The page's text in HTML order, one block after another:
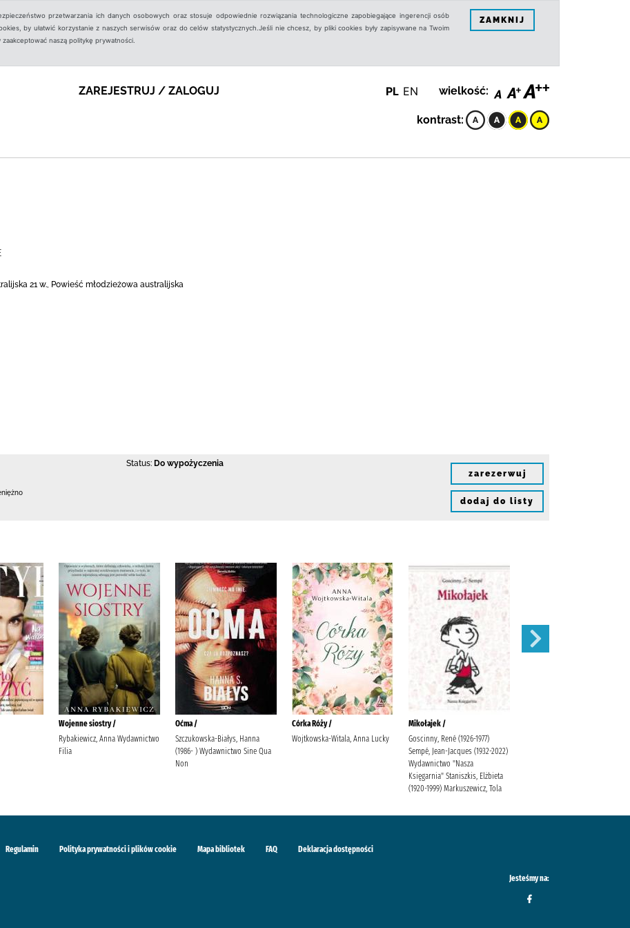
przetwarzania ich danych osobowych oraz stosuje odpowiednie rozwiązania technologiczne zapobiegające ingerencji osób
by ułatwić korzystanie z naszych serwisów oraz do celów statystycznych.Jeśli nie chcesz, by pliki cookies były zapisywane na Twoim
naszą politykę prywatności.
ZAMKNIJ
ZAREJESTRUJ / ZALOGUJ PL EN wielkość:
kontrast:
21 w., Powieść młodzieżowa australijska
Status: Do wypożyczenia
zarezerwuj
dodaj do listy
Wojenne siostry /
Rybakiewicz, Anna Wydawnictwo
Filia
Oćma /
Szczukowska-Białys, Hanna
(1986- ) Wydawnictwo Sine Qua
Non
Córka Róży /
Wojtkowska-Witala, Anna Lucky
Mikołajek /
Goscinny, René (1926-1977)
Sempé, Jean-Jacques (1932-2022)
Wydawnictwo "Nasza
Księgarnia" Staniszkis, Elżbieta
(1920-1999) Markuszewicz, Tola
Regulamin Polityka prywatności i plików cookie Mapa bibliotek FAQ Deklaracja dostępności
Jesteśmy na: